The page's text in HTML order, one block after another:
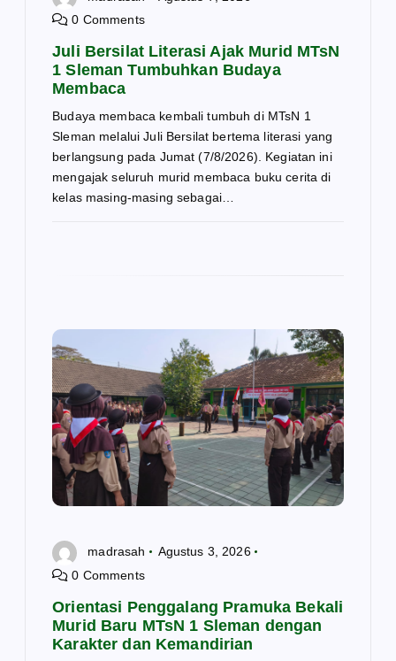
0 Comments
Juli Bersilat Literasi Ajak Murid MTsN
1 Sleman Tumbuhkan Budaya
Membaca
Budaya membaca kembali tumbuh di MTsN 1
Sleman melalui Juli Bersilat bertema literasi yang
berlangsung pada Jumat (7/8/2026). Kegiatan ini
mengajak seluruh murid membaca buku cerita di
kelas masing-masing sebagai…
madrasah
Agustus 3, 2026
0 Comments
Orientasi Penggalang Pramuka Bekali
Murid Baru MTsN 1 Sleman dengan
Karakter dan Kemandirian